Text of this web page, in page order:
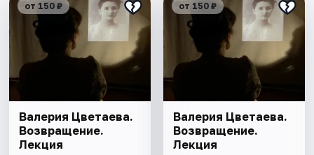
от 150 ₽
Валерия Цветаева.
Возвращение.
Лекция
от 150 ₽
Валерия Цветаева.
Возвращение.
Лекция